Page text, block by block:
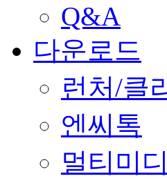
Q&A
다운로드
런처/클
엔씨톡
멀티미